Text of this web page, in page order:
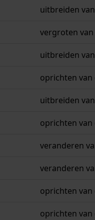
uitbreiden
vergroten
uitbreiden
oprichten
uitbreiden
oprichten van
veranderen
veranderen
oprichten
oprichten